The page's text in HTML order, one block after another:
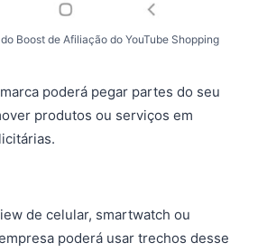
Boost de Afiliação do YouTube Shopping
poderá pegar partes do seu
produtos ou serviços em
de celular, smartwatch ou
poderá usar trechos desse